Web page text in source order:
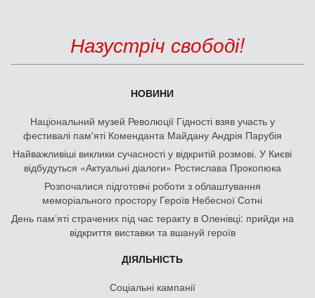
Назустріч свободі!
НОВИНИ
Національний музей Революції Гідності взяв участь у
фестивалі пам'яті Коменданта Майдану Андрія Парубія
Найважливіші виклики сучасності у відкритій розмові. У Києві
відбудуться «Актуальні діалоги» Ростислава Прокопюка
Розпочалися підготовчі роботи з облаштування
меморіального простору Героїв Небесної Сотні
День памʼяті страчених під час теракту в Оленівці: прийди на
відкриття виставки та вшануй героїв
ДІЯЛЬНІСТЬ
Соціальні кампанії